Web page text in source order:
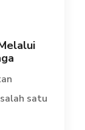
satu